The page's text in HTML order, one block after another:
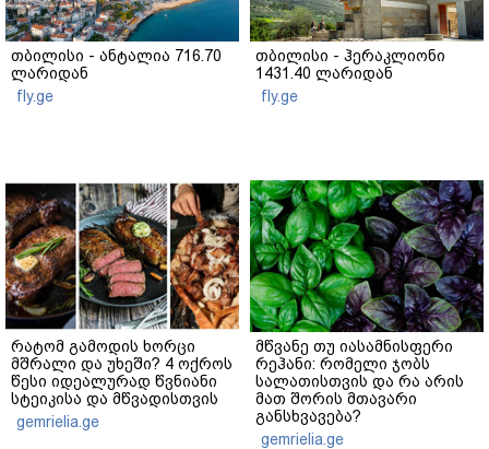
თბილისი - ანტალია 716.70
ლარიდან
fly.ge
თბილისი - ჰერაკლიონი
1431.40 ლარიდან
fly.ge
რატომ გამოდის ხორცი
მშრალი და უხეში? 4 ოქროს
წესი იდეალურად წვნიანი
სტეიკისა და მწვადისთვის
gemrielia.ge
მწვანე თუ იასამნისფერი
რეჰანი: რომელი ჯობს
სალათისთვის და რა არის
მათ შორის მთავარი
განსხვავება?
gemrielia.ge